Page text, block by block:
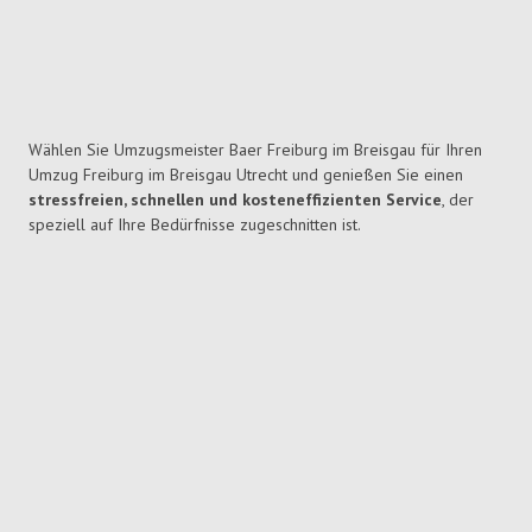
Wählen Sie Umzugsmeister Baer Freiburg im Breisgau für Ihren
Umzug Freiburg im Breisgau Utrecht und genießen Sie einen
stressfreien, schnellen und kosteneffizienten Service, der
speziell auf Ihre Bedürfnisse zugeschnitten ist.